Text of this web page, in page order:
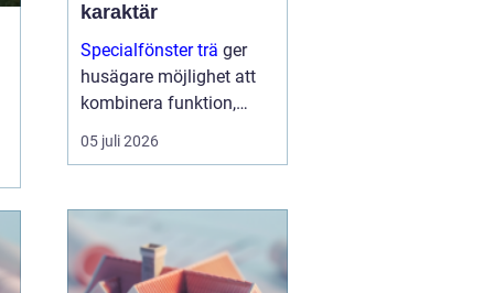
karaktär
Specialfönster trä ger
husägare möjlighet att
kombinera funktion,
energioptimering och
arkitektur på ett sätt som
05 juli 2026